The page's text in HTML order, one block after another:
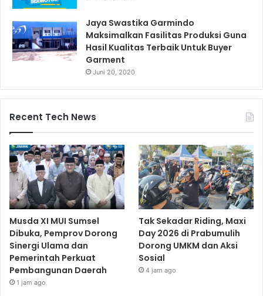
Jaya Swastika Garmindo
Maksimalkan Fasilitas Produksi Guna
Hasil Kualitas Terbaik Untuk Buyer
Garment
Juni 20, 2020
Recent Tech News
Musda XI MUI Sumsel
Dibuka, Pemprov Dorong
Sinergi Ulama dan
Pemerintah Perkuat
Pembangunan Daerah
1 jam ago
Tak Sekadar Riding, Maxi
Day 2026 di Prabumulih
Dorong UMKM dan Aksi
Sosial
4 jam ago